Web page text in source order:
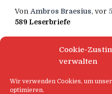
Cookie-
verwalten
Wir verwenden Cookies, um
optimieren.
Von Ambros Braesius, vor
589 Leserbriefe